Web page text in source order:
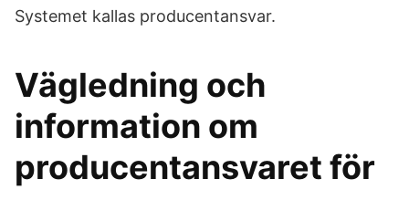
Systemet kallas producentansvar.
Vägledning och
information om
producentansvaret för